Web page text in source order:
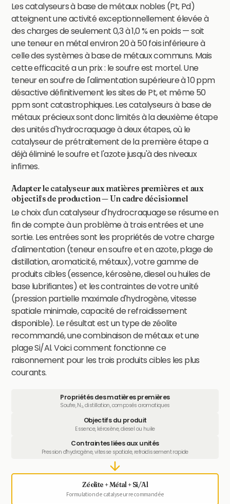
Les catalyseurs à base de métaux nobles (Pt, Pd)
atteignent une activité exceptionnellement élevée à
des charges de seulement 0,3 à 1,0 % en poids — soit
une teneur en métal environ 20 à 50 fois inférieure à
celle des systèmes à base de métaux communs. Mais
cette efficacité a un prix : le soufre est mortel. Une
teneur en soufre de l'alimentation supérieure à 10 ppm
désactive définitivement les sites de Pt, et même 50
ppm sont catastrophiques. Les catalyseurs à base de
métaux précieux sont donc limités à la deuxième étape
des unités d'hydrocraquage à deux étapes, où le
catalyseur de prétraitement de la première étape a
déjà éliminé le soufre et l'azote jusqu'à des niveaux
infimes.
Adapter le catalyseur aux matières premières et aux
objectifs de production — Un cadre décisionnel
Le choix d'un catalyseur d'hydrocraquage se résume en
fin de compte à un problème à trois entrées et une
sortie. Les entrées sont les propriétés de votre charge
d'alimentation (teneur en soufre et en azote, plage de
distillation, aromaticité, métaux), votre gamme de
produits cibles (essence, kérosène, diesel ou huiles de
base lubrifiantes) et les contraintes de votre unité
(pression partielle maximale d'hydrogène, vitesse
spatiale minimale, capacité de refroidissement
disponible). Le résultat est un type de zéolite
recommandé, une combinaison de métaux et une
plage Si/Al. Voici comment fonctionne ce
raisonnement pour les trois produits cibles les plus
courants.
Propriétés des matières premières
Soufre, N₂, distillation, composés aromatiques
Objectifs du produit
Essence, kérosène, diesel ou huile
Contraintes liées aux unités
Pression d'hydrogène, vitesse spatiale, refroidissement rapide
Zéolite + Métal + Si/Al
Formulation de catalyseur recommandée